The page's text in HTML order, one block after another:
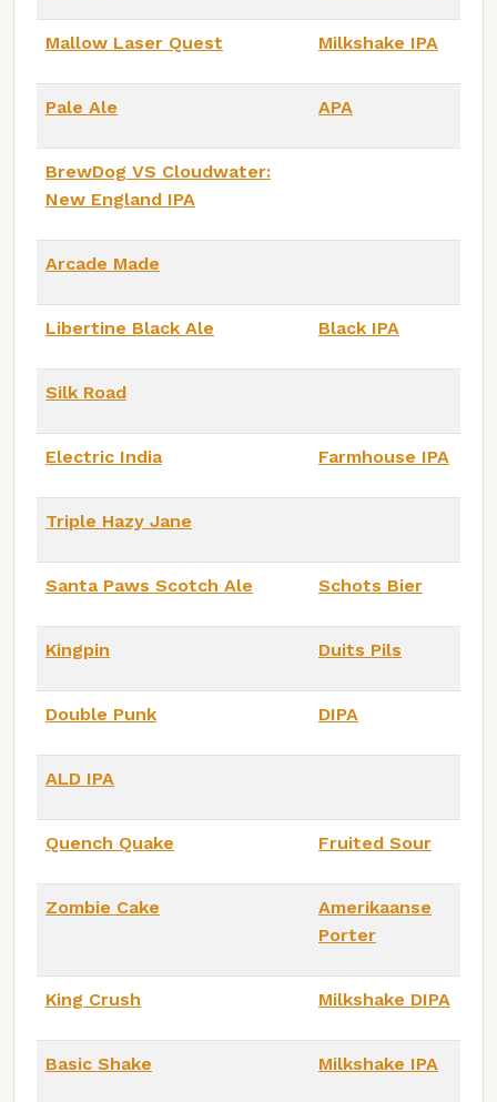
Mallow Laser Quest Milkshake IPA
Pale Ale APA
BrewDog VS Cloudwater:
New England IPA
Arcade Made
Libertine Black Ale Black IPA
Silk Road
Electric India Farmhouse IPA
Triple Hazy Jane
Santa Paws Scotch Ale Schots Bier
Kingpin Duits Pils
Double Punk DIPA
ALD IPA
Quench Quake Fruited Sour
Zombie Cake
Amerikaanse
Porter
King Crush Milkshake DIPA
Basic Shake Milkshake IPA